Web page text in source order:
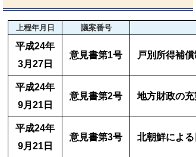
上程年月日 議案番号
平成24年
3月27日
意見書第1号 戸別所得補
平成24年
9月21日
意見書第2号 地方財政の
平成24年
9月21日
意見書第3号 北朝鮮によ